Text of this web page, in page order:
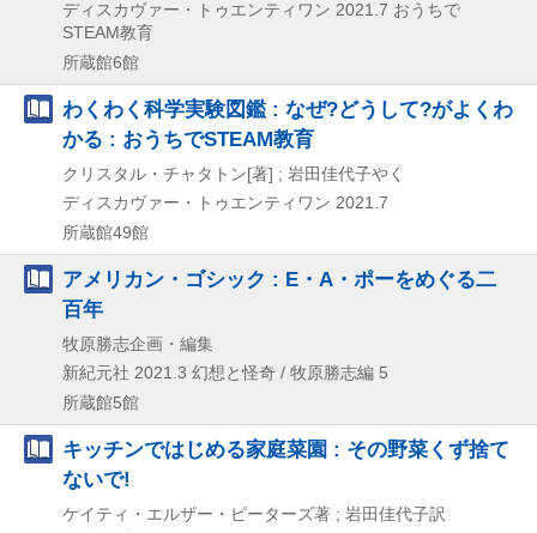
ディスカヴァー・トゥエンティワン 2021.7 おうちで
STEAM教育
所蔵館6館
わくわく科学実験図鑑 : なぜ?どうして?がよくわ
かる : おうちでSTEAM教育
クリスタル・チャタトン[著] ; 岩田佳代子やく
ディスカヴァー・トゥエンティワン 2021.7
所蔵館49館
アメリカン・ゴシック : E・A・ポーをめぐる二
百年
牧原勝志企画・編集
新紀元社 2021.3 幻想と怪奇 / 牧原勝志編 5
所蔵館5館
キッチンではじめる家庭菜園 : その野菜くず捨て
ないで!
ケイティ・エルザー・ピーターズ著 ; 岩田佳代子訳